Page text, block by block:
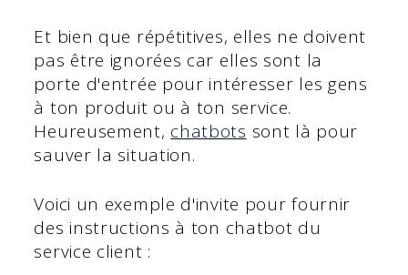
Et bien que répétitives, elles ne doivent
pas être ignorées car elles sont la
porte d'entrée pour intéresser les gens
à ton produit ou à ton service.
Heureusement, chatbots sont là pour
sauver la situation.
Voici un exemple d'invite pour fournir
des instructions à ton chatbot du
service client :